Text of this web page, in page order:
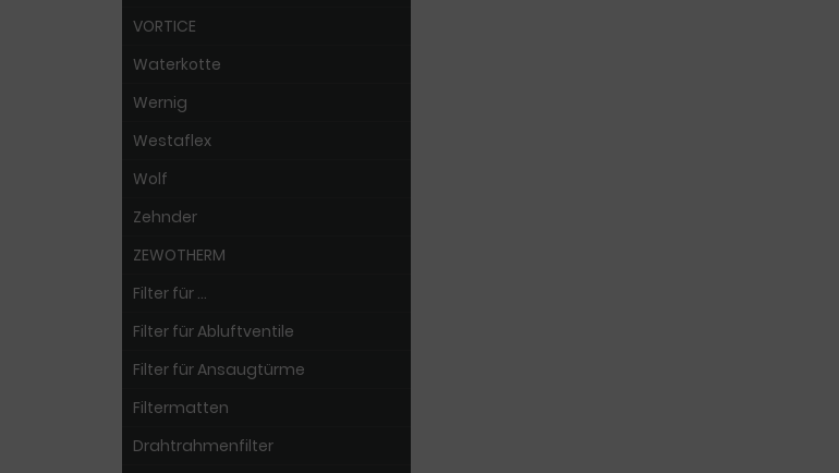
VORTICE
Waterkotte
Wernig
Westaflex
Wolf
Zehnder
ZEWOTHERM
Filter für ...
Filter für Abluftventile
Filter für Ansaugtürme
Filtermatten
Drahtrahmenfilter